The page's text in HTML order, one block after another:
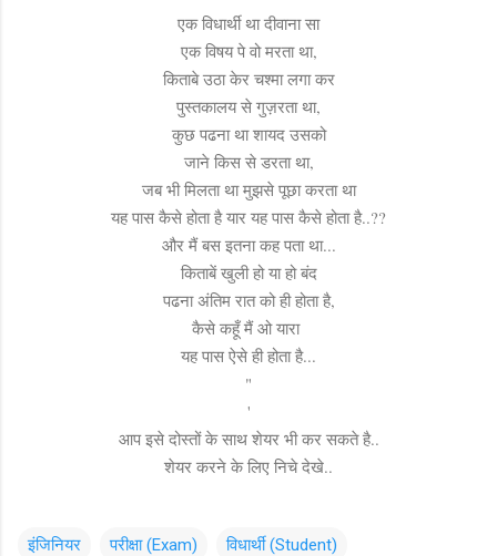
एक विधार्थी था दीवाना सा
एक विषय पे वो मरता था,
किताबे उठा केर चश्मा लगा कर
पुस्तकालय से गुज़रता था,
कुछ पढना था शायद उसको
जाने किस से डरता था,
जब भी मिलता था मुझसे पूछा करता था
यह पास कैसे होता है यार यह पास कैसे होता है..??
और मैं बस इतना कह पता था...
किताबें खुली हो या हो बंद
पढना अंतिम रात को ही होता है,
कैसे कहूँ मैं ओ यारा
यह पास ऐसे ही होता है...
"
'
आप इसे दोस्तों के साथ शेयर भी कर सकते है..
शेयर करने के लिए निचे देखे..
इंजिनियर परीक्षा (Exam) विधार्थी (Student)